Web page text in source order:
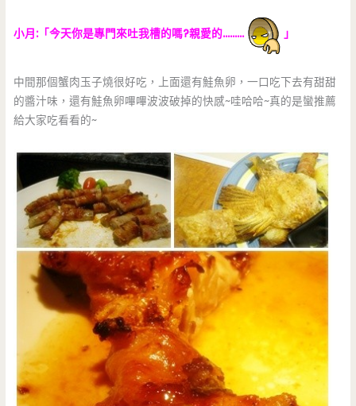
小月:「今天你是專門來吐我槽的嗎?親愛的……… 」
中間那個蟹肉玉子燒很好吃，上面還有鮭魚卵，一口吃下去有甜甜
的醬汁味，還有鮭魚卵嗶嗶波波破掉的快感~哇哈哈~真的是蠻推薦
給大家吃看看的~